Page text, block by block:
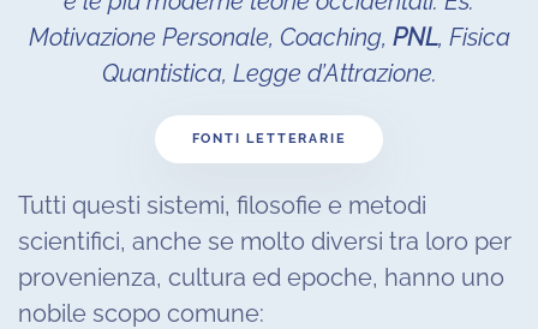
Motivazione Personale, Coaching, PNL, Fisica
Quantistica, Legge d’Attrazione.
FONTI LETTERARIE
Tutti questi sistemi, filosofie e metodi
scientifici, anche se molto diversi tra loro per
provenienza, cultura ed epoche, hanno uno
nobile scopo comune: